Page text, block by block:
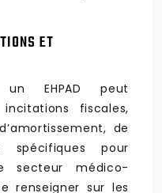
ET
un EHPAD peut
fiscales,
de
pour
secteur médico-
renseigner sur les